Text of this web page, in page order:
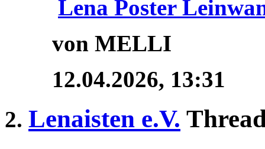
Lena Poster
von MELLI
12.04.2026, 13:31
Lenaisten e.V.